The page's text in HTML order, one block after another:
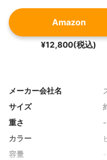
Amazon
¥12,800(税込)
メーカー会社名
サイズ
重さ
-
カラー
容量